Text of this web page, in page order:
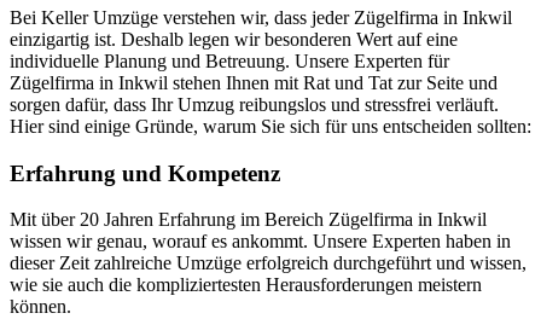
Bei Keller Umzüge verstehen wir, dass jeder Zügelfirma in Inkwil
einzigartig ist. Deshalb legen wir besonderen Wert auf eine
individuelle Planung und Betreuung. Unsere Experten für
Zügelfirma in Inkwil stehen Ihnen mit Rat und Tat zur Seite und
sorgen dafür, dass Ihr Umzug reibungslos und stressfrei verläuft.
Hier sind einige Gründe, warum Sie sich für uns entscheiden sollten:
Erfahrung und Kompetenz
Mit über 20 Jahren Erfahrung im Bereich Zügelfirma in Inkwil
wissen wir genau, worauf es ankommt. Unsere Experten haben in
dieser Zeit zahlreiche Umzüge erfolgreich durchgeführt und wissen,
wie sie auch die kompliziertesten Herausforderungen meistern
können.